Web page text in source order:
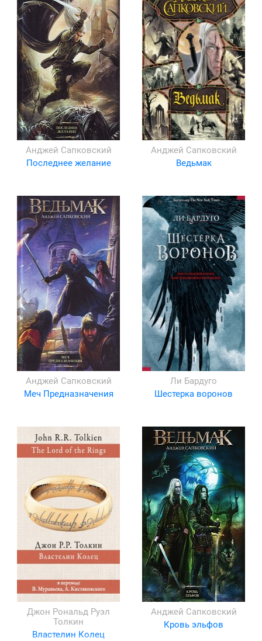
Анджей Сапковский
Последнее желание
Анджей Сапковский
Ведьмак
Анджей Сапковский
Меч Предназначения
Ли Бардуго
Шестерка воронов
Джон Рональд Руэл
Толкин
Властелин Колец
Анджей Сапковский
Кровь эльфов